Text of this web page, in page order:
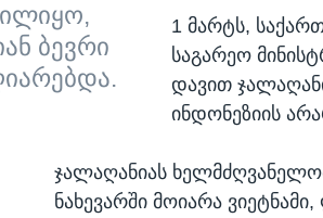
ბევრი
1 მარტს,
საგარეო
დავით
ინდონეზიის
ჯალაღანიას
ნახევარში მოიარა